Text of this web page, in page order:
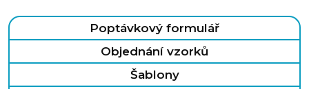
Poptávkový formulář
Objednání vzorků
Šablony